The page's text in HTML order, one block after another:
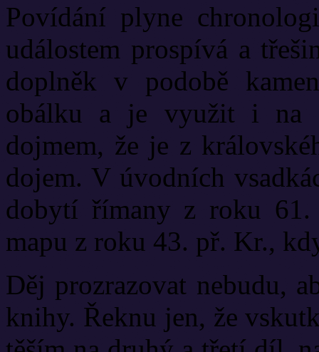
Povídání plyne
událostem prospívá a
doplněk v podobě
obálku a je využit i na
dojmem, že je z
dojem. V úvodních
dobytí římany z roku
mapu z roku 43. př. Kr.,
Děj prozrazovat nebudu,
knihy. Řeknu jen, že